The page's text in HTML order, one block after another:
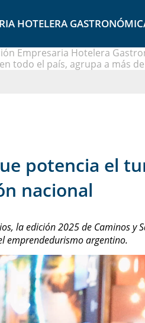
HOTELERA
Empresaria Hotelera
todo el país, agrupa a más
potencia el
nacional
la edición 2025 de Caminos y
emprendedurismo argentino.